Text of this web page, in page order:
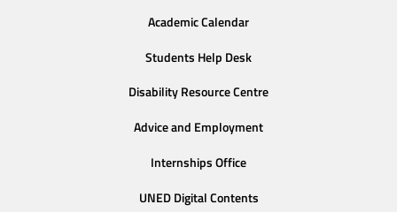
Academic Calendar
Students Help Desk
Disability Resource Centre
Advice and Employment
Internships Office
UNED Digital Contents